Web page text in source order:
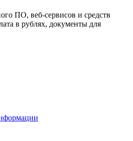
ПО, веб-сервисов и средств
в рублях, документы для